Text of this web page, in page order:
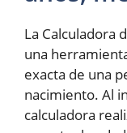
La Calculadora
una
exacta de una
nacimiento. Al
calculadora